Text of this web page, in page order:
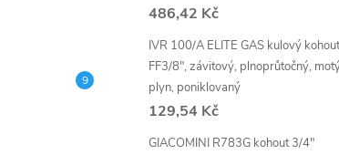
486,42 Kč
IVR 100/A ELITE GAS kulový kohout
FF3/8", závitový, plnoprůtočný,
plyn, poniklovaný
129,54 Kč
GIACOMINI R783G kohout 3/4"